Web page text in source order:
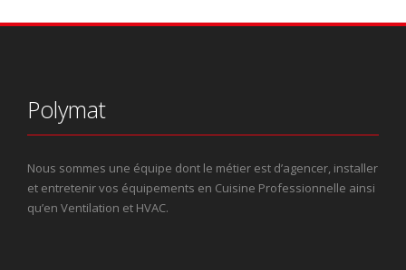
Polymat
Nous sommes une équipe dont le métier est d’agencer, installer
et entretenir vos équipements en Cuisine Professionnelle ainsi
qu’en Ventilation et HVAC.